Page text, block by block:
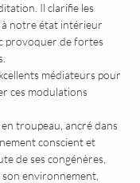
Il clarifie les
à notre état intérieur
provoquer de fortes
médiateurs pour
ces modulations
troupeau, ancré dans
conscient et
de ses congénères,
environnement,